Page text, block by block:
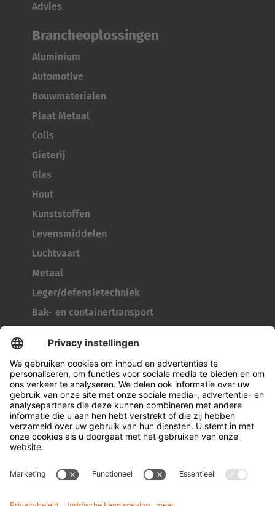
Advies
Brancheoplossingen
Aluminium
Automotive
Bouwmaterialen
Plaat Metaal
Coils
Gieterij
Glas
Hout
Kunststoffen
Levensmiddelen
Luchtvaart
Metaal
Leger/defensietechniek
Bak- en containertransport
Kabelhaspeltransporter
Deuren en ramen
Bedrijf
Over Hubtex
Duurzaamheid
Contactpersonen